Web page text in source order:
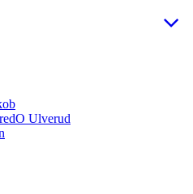
Ulverud